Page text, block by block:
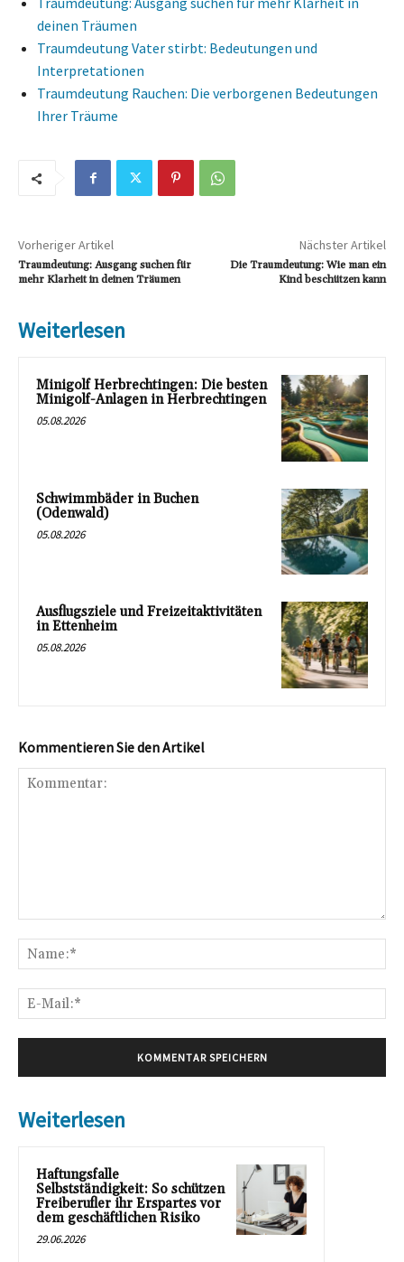
deinen Träumen
Traumdeutung Vater stirbt: Bedeutungen und
Interpretationen
Traumdeutung Rauchen: Die verborgenen Bedeutungen
Ihrer Träume
Vorheriger Artikel
Traumdeutung: Ausgang suchen für
mehr Klarheit in deinen Träumen
Nächster Artikel
Die Traumdeutung: Wie man ein
Kind beschützen kann
Weiterlesen
Minigolf Herbrechtingen: Die besten
Minigolf-Anlagen in Herbrechtingen
05.08.2026
Schwimmbäder in Buchen
(Odenwald)
05.08.2026
Ausflugsziele und Freizeitaktivitäten
in Ettenheim
05.08.2026
Kommentieren Sie den Artikel
Weiterlesen
Haftungsfalle
Selbstständigkeit: So schützen
Freiberufler ihr Erspartes vor
dem geschäftlichen Risiko
29.06.2026